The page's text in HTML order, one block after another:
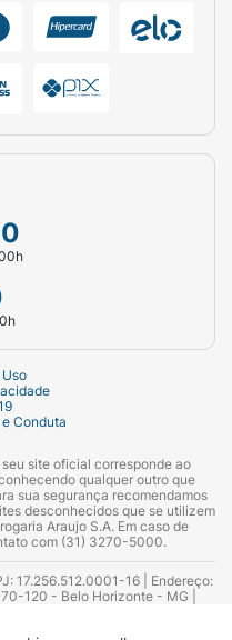
Conduta
site oficial corresponde ao
qualquer outro que
sua segurança recomendamos
desconhecidos que se utilizem
Araujo S.A. Em caso de
com (31) 3270-5000.
17.256.512.0001-16 | Endereço:
120 - Belo Horizonte - MG |